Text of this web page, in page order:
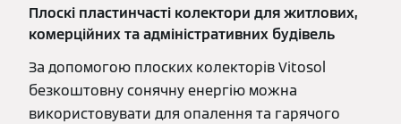
Плоскі пластинчасті колектори для житлових,
комерційних та адміністративних будівель
За допомогою плоских колекторів Vitosol
безкоштовну сонячну енергію можна
використовувати для опалення та гарячого